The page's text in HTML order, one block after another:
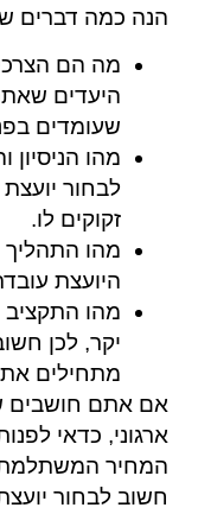
הנה כמה דברים
מה הם
היעדים
שעומדים
מהו
לבחור
זקוקים לו.
מהו התהליך
היועצת
מהו התקציב
יקר, לכן
מתחילים
אם אתם חושבים
ארגוני, כדאי
המחיר המשתלמת
חשוב לבחור